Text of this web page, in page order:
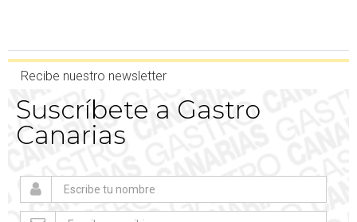
Recibe nuestro newsletter
Suscríbete a Gastro
Canarias